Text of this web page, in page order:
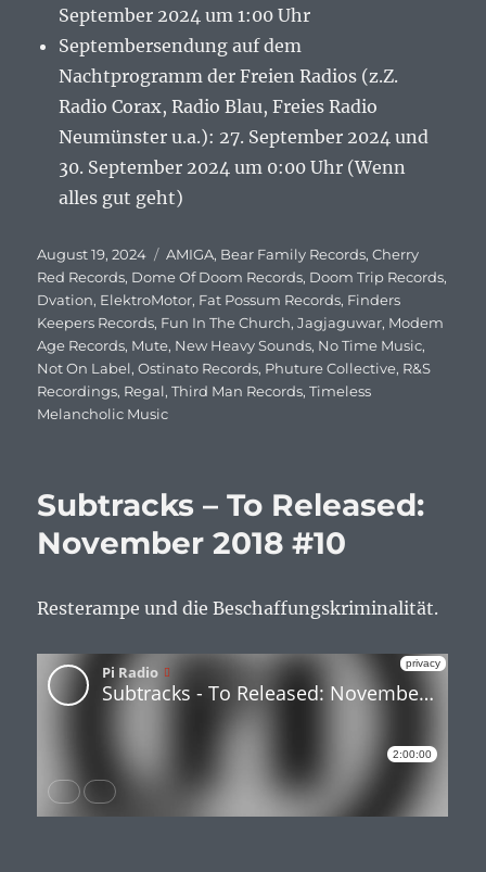
September 2024 um 1:00 Uhr
Septembersendung auf dem
Nachtprogramm der Freien Radios (z.Z.
Radio Corax, Radio Blau, Freies Radio
Neumünster u.a.): 27. September 2024 und
30. September 2024 um 0:00 Uhr (Wenn
alles gut geht)
Veröffentlicht
am
August 19, 2024 Schlagwörter
AMIGA, Bear Family Records,Cherry
Red Records, Dome Of Doom Records, Doom Trip Records,
Dvation, ElektroMotor, Fat Possum Records, Finders
Keepers Records, Fun In The Church,Jagjaguwar, Modem
Age Records, Mute, New Heavy Sounds, No Time Music,
Not On Label,Ostinato Records, Phuture Collective, R&S
Recordings, Regal,Third Man Records,Timeless
Melancholic Music
Subtracks – To Released:
November 2018 #10
Resterampe und die Beschaffungskriminalität.